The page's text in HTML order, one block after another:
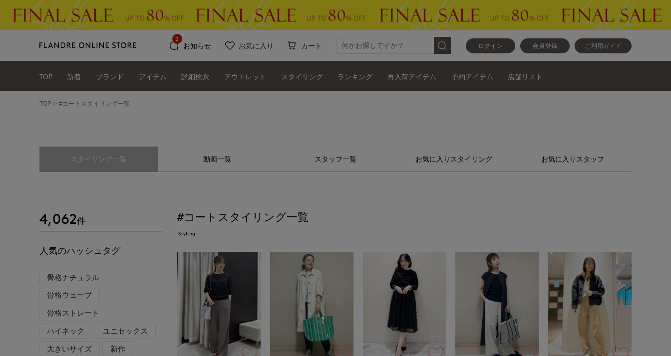
ログイン 会員登録 ご利用ガイド
お知らせ
2
お気に入り カート
TOP 新着 ブランド アイテム 詳細検索 アウトレット スタイリング ランキング 再入荷アイテム 予約アイテム 店舗リスト
TOP #コートスタイリング一覧
スタイリング一覧 動画一覧 スタッフ一覧 お気に入りスタイリング お気に入りスタッフ
#コート スタイリング一覧
Styling
4,062件
人気のハッシュタグ
骨格ナチュラル
骨格ウェーブ
骨格ストレート
ハイネック
ユニセックス
大きいサイズ
新作